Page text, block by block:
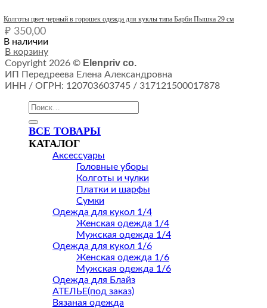
Колготы цвет черный в горошек одежда для куклы типа Барби Пышка 29 см
₽ 350,00
В наличии
В корзину
Copyright 2026 © Elenpriv co.
ИП Передреева Елена Александровна
ИНН / ОГРН: 120703603745 / 317121500017878
Искать:
ВСЕ ТОВАРЫ
КАТАЛОГ
Аксессуары
Головные уборы
Колготы и чулки
Платки и шарфы
Сумки
Одежда для кукол 1/4
Женская одежда 1/4
Мужская одежда 1/4
Одежда для кукол 1/6
Женская одежда 1/6
Мужская одежда 1/6
Одежда для Блайз
АТЕЛЬЕ(под заказ)
Вязаная одежда